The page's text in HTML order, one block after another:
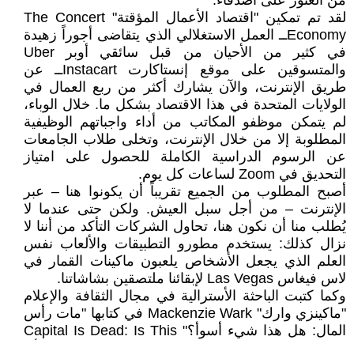
لقد تم تمكين "اقتصاد الأعمال المؤقتة" The Concert
Economyــ العمل الاستغلالي الذي يتقاضى أجوراً زهيدة
في كثير من الأحيان من قبل سائقي أوبر Uber
والمتسوقين على موقع إنستاكارت Instacartــ عن
طريق الإنترنت، والآن يشارك أكثر من ربع العمال في
الولايات المتحدة في هذا الاقتصاد بشكل ما. خلال الوباء،
لم يتمكن موظفو المكاتب من أداء واجباتهم الوظيفية
المطلوبة إلا من خلال الإنترنت، وتخلى طلاب الجامعات
عن الرسوم الدراسية الكاملة للحصول على امتياز
التحديق في Zoom لساعات كل يوم.
أصبح المطلوب من الجميع تقريباً أن يكونوا هنا – عبر
الإنترنت – من أجل سبل العيش. ولكن حتى عندما لا
يُطلب منا أن نكون هنا، تحاول الشركات التأكد من أننا لا
نزال كذلك: يستخدم مطورو التطبيقات والألعاب نفس
العلم الذي يجعل الأشخاص يلعبون ماكينات القمار في
لاس فيغاس Las Vegas لإبقائنا ملتصقين بشاشاتنا.
وكما كتبت الباحثة الأسترالية في مجال الثقافة والإعلام
"ماكينزي وارك" Mackenzie Wark في كتابها "مات رأس
المال: هل هذا شيء أسوأ؟" Capital Is Dead: Is This